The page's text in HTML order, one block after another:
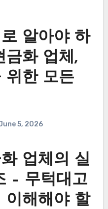
알아야 하
금화 업체,
위한 모든
5, 2026
업체의 실
– 무턱대고
이해해야 할